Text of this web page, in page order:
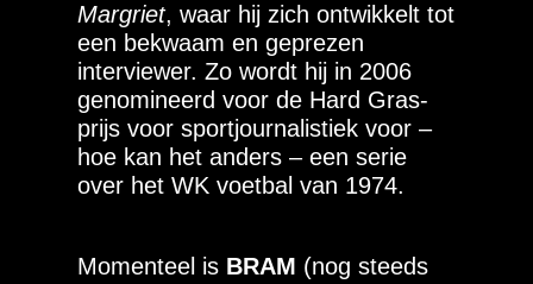
Margriet, waar hij zich ontwikkelt tot
een bekwaam en geprezen
interviewer. Zo wordt hij in 2006
genomineerd voor de Hard Gras-
prijs voor sportjournalistiek voor –
hoe kan het anders – een serie
over het WK voetbal van 1974.
Momenteel is BRAM (nog steeds